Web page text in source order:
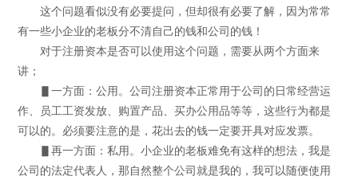
这个问题看似没有必要提问，但却很有必要了解，因为常常
有一些小企业的老板分不清自己的钱和公司的钱！
对于注册资本是否可以使用这个问题，需要从两个方面来
讲；
▋一方面：公用。公司注册资本正常用于公司的日常经营运
作、员工工资发放、购置产品、买办公用品等等，这些行为都是
可以的。必须要注意的是，花出去的钱一定要开具对应发票。
▋再一方面：私用。小企业的老板难免有这样的想法，我是
公司的法定代表人，那自然整个公司就是我的，我可以随便使用